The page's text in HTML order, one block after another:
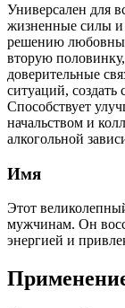
Универсален для
жизненные силы и
решению
вторую
доверительные
ситуаций,
Способствует
начальством и
алкогольной
Имя
Этот
мужчинам. Он
энергией и